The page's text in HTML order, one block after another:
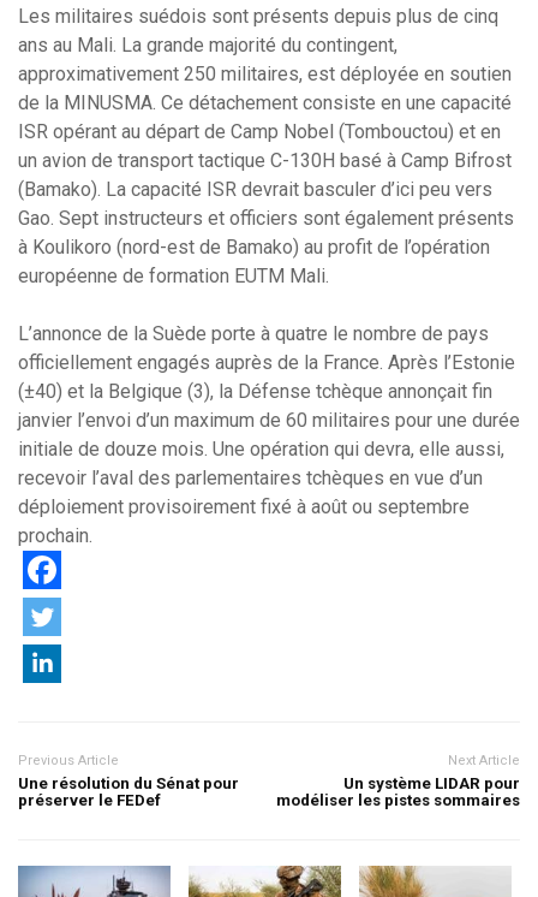
Les militaires suédois sont présents depuis plus de cinq
ans au Mali. La grande majorité du contingent,
approximativement 250 militaires, est déployée en soutien
de la MINUSMA. Ce détachement consiste en une capacité
ISR opérant au départ de Camp Nobel (Tombouctou) et en
un avion de transport tactique C-130H basé à Camp Bifrost
(Bamako). La capacité ISR devrait basculer d’ici peu vers
Gao. Sept instructeurs et officiers sont également présents
à Koulikoro (nord-est de Bamako) au profit de l’opération
européenne de formation EUTM Mali.
L’annonce de la Suède porte à quatre le nombre de pays
officiellement engagés auprès de la France. Après l’Estonie
(±40) et la Belgique (3), la Défense tchèque annonçait fin
janvier l’envoi d’un maximum de 60 militaires pour une durée
initiale de douze mois. Une opération qui devra, elle aussi,
recevoir l’aval des parlementaires tchèques en vue d’un
déploiement provisoirement fixé à août ou septembre
prochain.
Previous Article
Une résolution du Sénat pour
préserver le FEDef
Next Article
Un système LIDAR pour
modéliser les pistes sommaires